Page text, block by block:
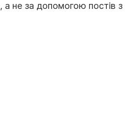
, а не за допомогою постів з